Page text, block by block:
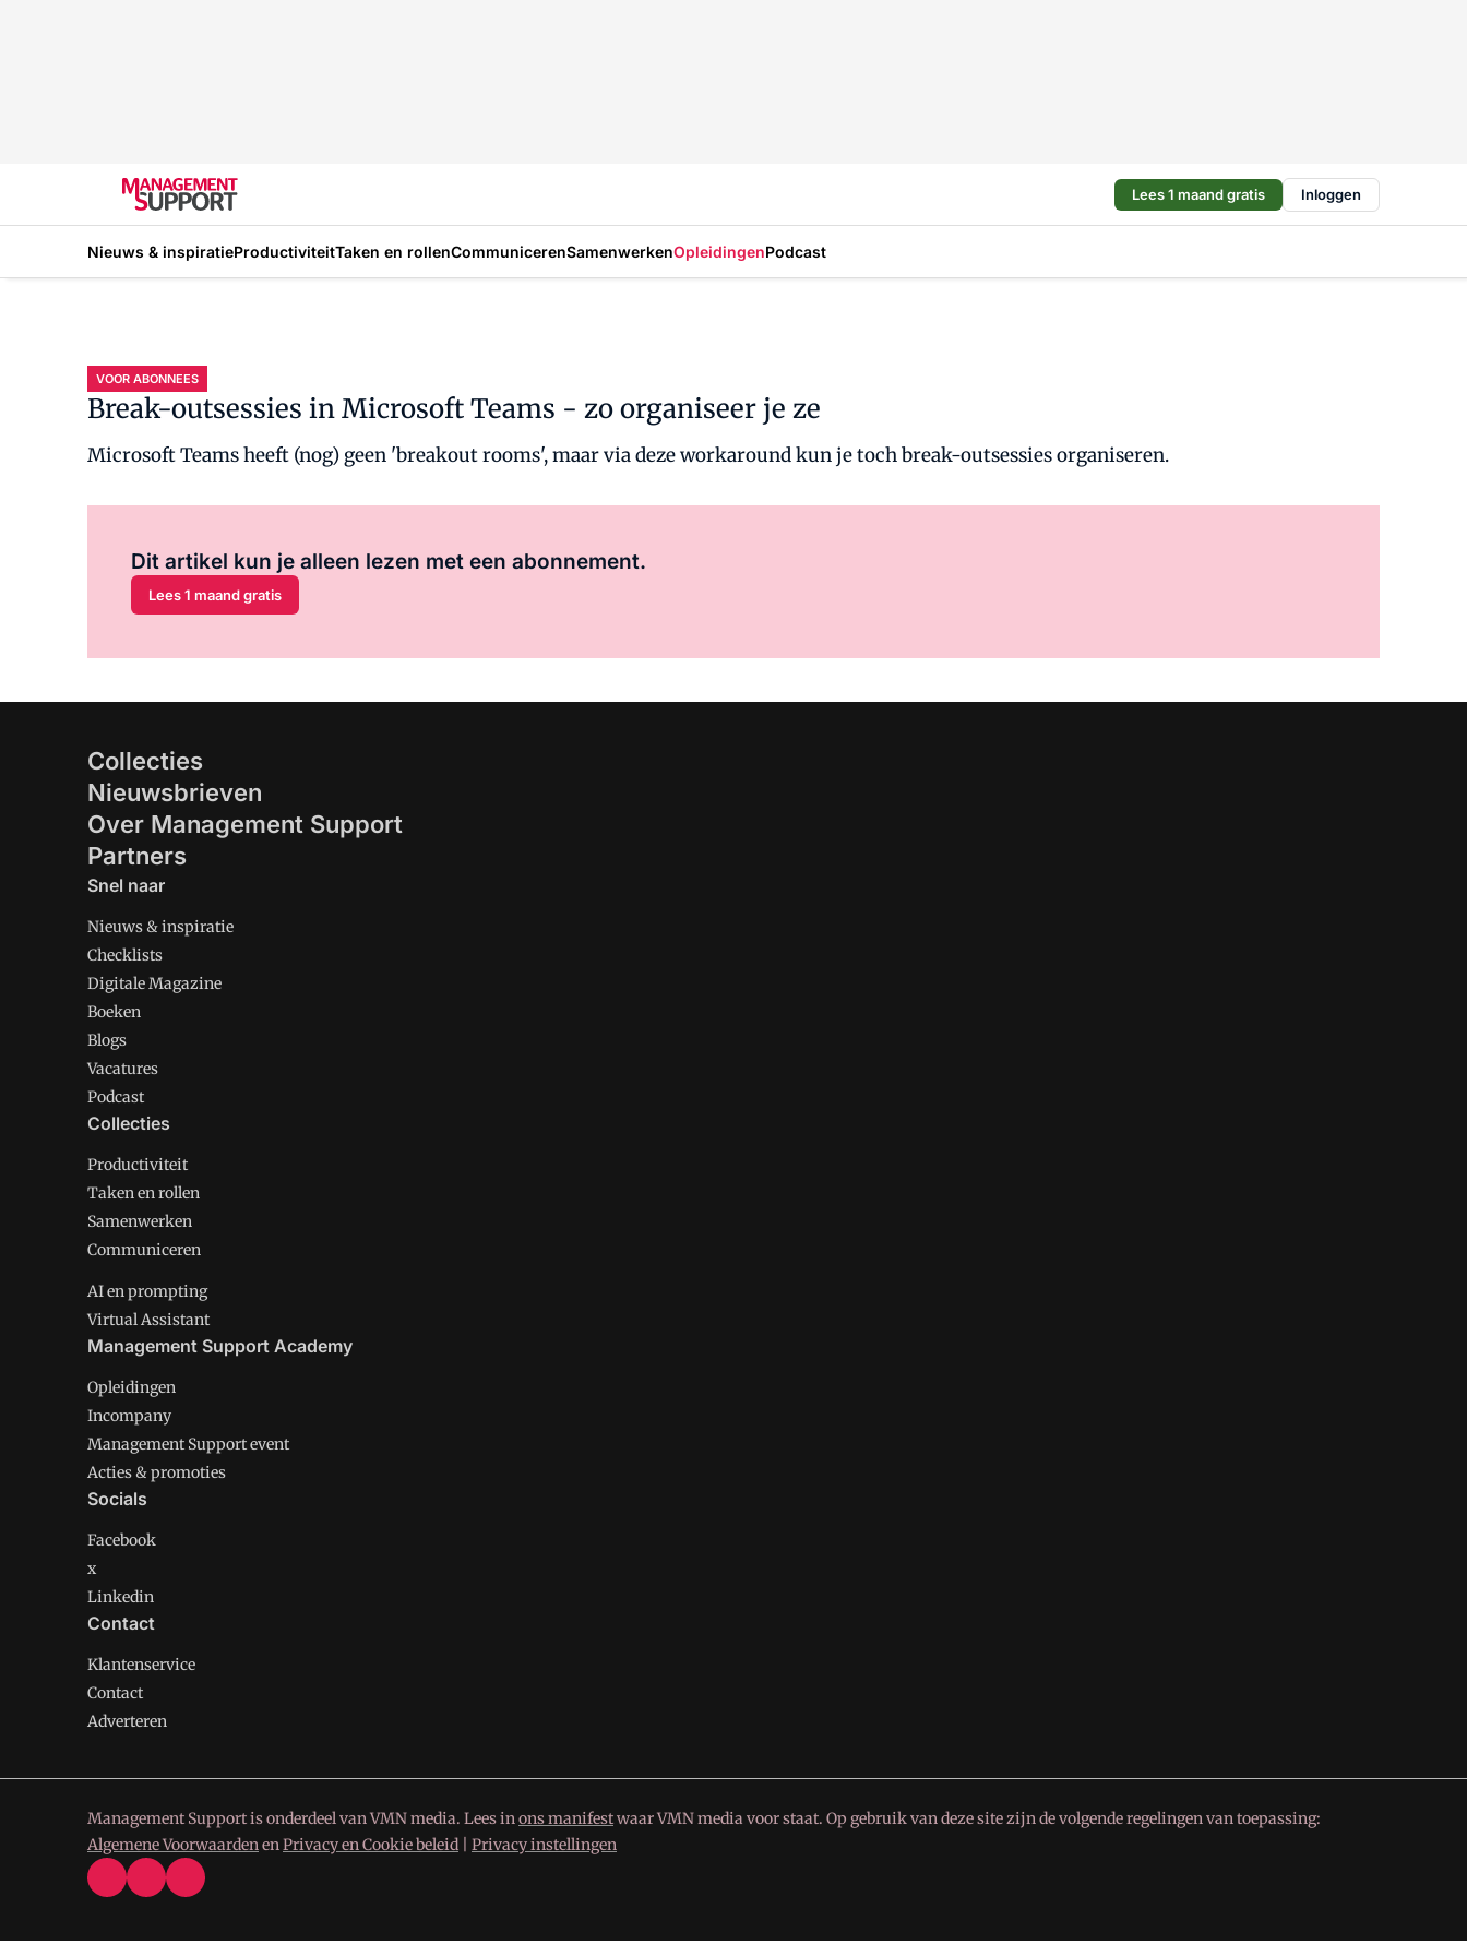
Lees 1 maand gratis Inloggen
Nieuws & inspiratieProductiviteitTaken en rollenCommunicerenSamenwerkenOpleidingenPodcast
VOOR ABONNEES
Break-outsessies in Microsoft Teams - zo organiseer je ze
Microsoft Teams heeft (nog) geen 'breakout rooms', maar via deze workaround kun je toch break-outsessies organiseren.
Dit artikel kun je alleen lezen met een abonnement.
Lees 1 maand gratis
Collecties
Nieuwsbrieven
Over Management Support
Partners
Snel naar
Nieuws & inspiratie
Checklists
Digitale Magazine
Boeken
Blogs
Vacatures
Podcast
Collecties
Productiviteit
Taken en rollen
Samenwerken
Communiceren
AI en prompting
Virtual Assistant
Management Support Academy
Opleidingen
Incompany
Management Support event
Acties & promoties
Socials
Facebook
x
Linkedin
Contact
Klantenservice
Contact
Adverteren
Management Support is onderdeel van VMN media. Lees inons manifestwaar VMN media voor staat. Op gebruik van deze site zijn de volgende regelingen van toepassing:
Algemene VoorwaardenenPrivacy en Cookie beleid Privacy instellingen